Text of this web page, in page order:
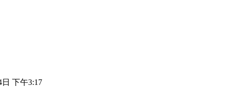
日 下午3:17